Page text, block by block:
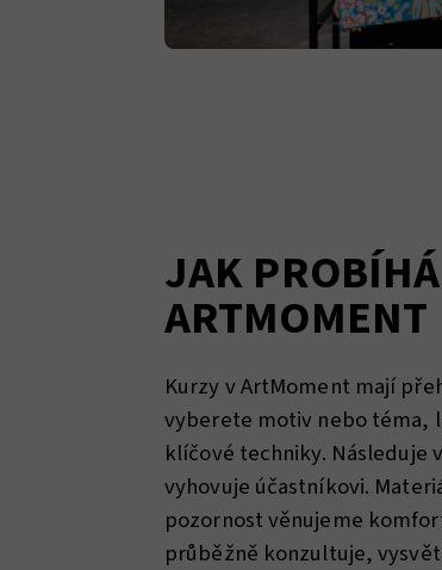
JAK
ARTMOMENT
Kurzy v ArtMoment mají
vyberete motiv nebo téma,
klíčové techniky. Následuje
vyhovuje účastníkovi.
pozornost věnujeme
průběžně konzultuje,